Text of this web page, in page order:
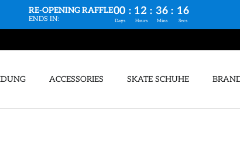
RE-OPENING RAFFLE
ENDS IN:
00 : 12 : 36 : 15
Days Hours Mins Secs
ACCESSORIES SKATE SCHUHE